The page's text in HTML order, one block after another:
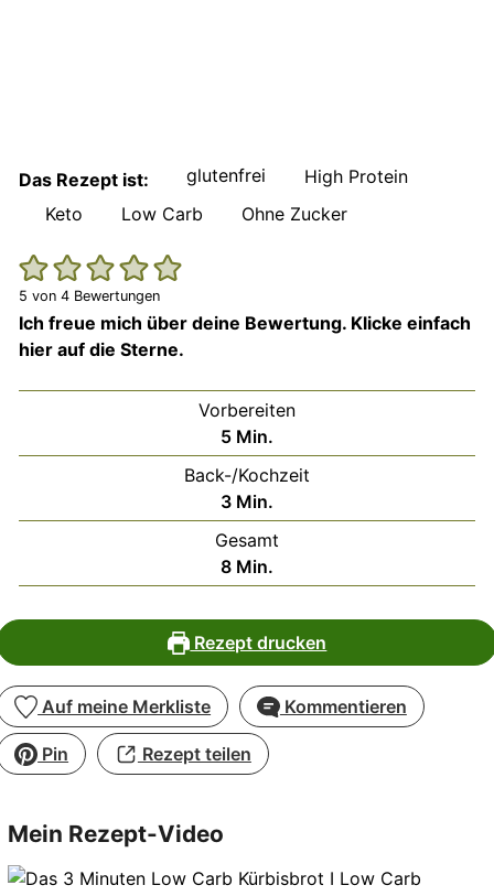
Das Rezept ist: glutenfrei
High Protein
Keto
Low Carb Ohne Zucker
5 von4 Bewertungen
Ich freue mich über deine Bewertung. Klicke einfach
hier auf die Sterne.
Vorbereiten
5Minuten
Min.
Back-/Kochzeit
3Minuten
Min.
Gesamt
8Minuten
Min.
Rezept drucken
Auf meine Merkliste Kommentieren
Pin Rezept teilen
Mein Rezept-Video